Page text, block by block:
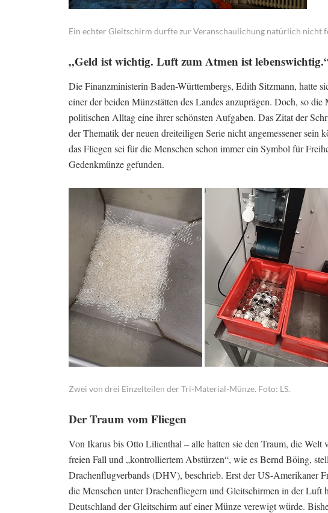
Ein echter Gleitschirm durfte zur Veranschaulichung natürlich nicht
„Geld ist wichtig. Luft zum Atmen ist
Die Finanzministerin Baden-Württembergs, Edith Sitzmann, hatte
einer der beiden Münzstätten des Landes anzuprägen. Doch, so
politischen Alltag eine ihrer schönsten Aufgaben. Das Zitat der
der Thematik der neuen dreiteiligen Serie nicht angemessener
das Fliegen sei für die Menschen schon immer ein Symbol für
Gedenkmünze gefunden.
Zwei von drei Einzelteilen der Tri-Material-Münze. Foto: LS.
Der Traum vom Fliegen
Von Ikarus bis Otto Lilienthal – alle hatten sie den Traum, die
freien Fall und „kontrolliertem Abstürzen“, wie es Bernd Böing,
Drachenflugverbands (DHV), beschrieb. Erst der US-Amerikaner
die Menschen unter Drachenfliegern und Gleitschirmen in der Luft
Deutschland der Gleitschirm auf einer Münze verewigt würde.